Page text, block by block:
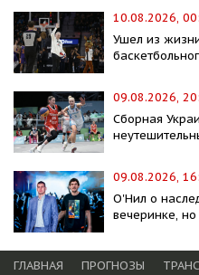
10.08.2026,
Ушел из
09.08.2026,
Сборная
09.08.2026,
О'Нил о
вечеринке,
ГЛАВНАЯ ПРОГНОЗЫ